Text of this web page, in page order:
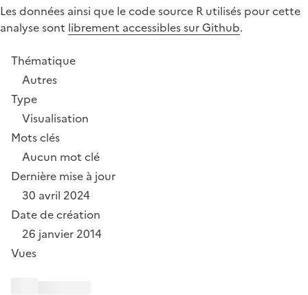
Les données ainsi que le code source R utilisés pour cette
analyse sont librement accessibles sur Github.
Thématique
Autres
Type
Visualisation
Mots clés
Aucun mot clé
Dernière mise à jour
30 avril 2024
Date de création
26 janvier 2014
Vues